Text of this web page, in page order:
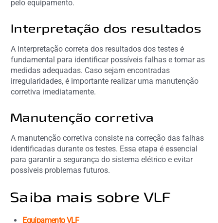
pelo equipamento.
Interpretação dos resultados
A interpretação correta dos resultados dos testes é
fundamental para identificar possíveis falhas e tomar as
medidas adequadas. Caso sejam encontradas
irregularidades, é importante realizar uma manutenção
corretiva imediatamente.
Manutenção corretiva
A manutenção corretiva consiste na correção das falhas
identificadas durante os testes. Essa etapa é essencial
para garantir a segurança do sistema elétrico e evitar
possíveis problemas futuros.
Saiba mais sobre VLF
Equipamento VLF